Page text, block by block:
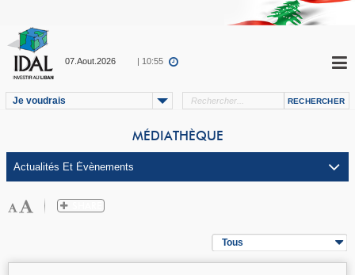
07.Aout.2026 | 10:55
Je voudrais
MÉDIATHÈQUE
Tous